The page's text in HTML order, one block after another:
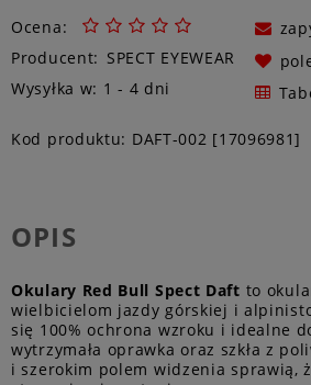
Ocena:
Producent: SPECT EYEWEAR
Wysyłka w: 1 - 4 dni
Kod produktu: DAFT-002 [17096981]
OPIS
Okulary Red Bull Spect Daft to
wielbicielom jazdy górskiej i
się 100% ochrona wzroku i idealne
wytrzymała oprawka oraz szkła z
i szerokim polem widzenia sprawią,